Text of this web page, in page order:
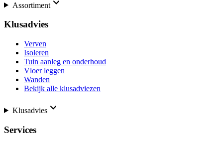
Assortiment
Klusadvies
Verven
Isoleren
Tuin aanleg en onderhoud
Vloer leggen
Wanden
Bekijk alle klusadviezen
Klusadvies
Services